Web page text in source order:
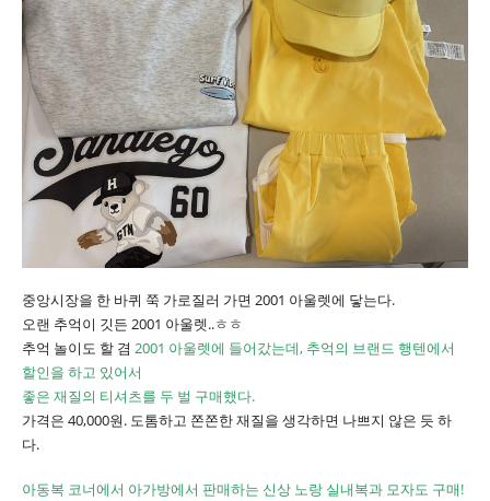
중앙시장을 한 바퀴 쭉 가로질러 가면 2001 아울렛에 닿는다.
오랜 추억이 깃든 2001 아울렛..ㅎㅎ
추억 놀이도 할 겸 2001 아울렛에 들어갔는데, 추억의 브랜드 행텐에서
할인을 하고 있어서
좋은 재질의 티셔츠를 두 벌 구매했다.
가격은 40,000원. 도톰하고 쫀쫀한 재질을 생각하면 나쁘지 않은 듯 하
다.
아동복 코너에서 아가방에서 판매하는 신상 노랑 실내복과 모자도 구매!